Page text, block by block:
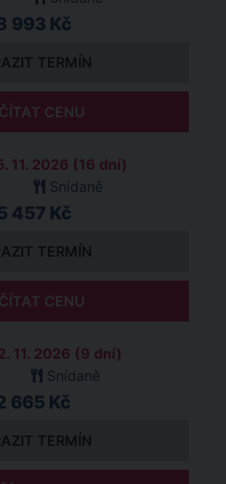
993 Kč
TERMÍN
CENU
11. 2026 (16 dní)
Snídaně
457 Kč
TERMÍN
CENU
11. 2026 (9 dní)
Snídaně
665 Kč
TERMÍN